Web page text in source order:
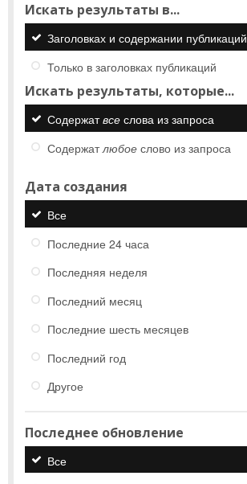
Искать результаты в...
Заголовках и содержании публикаций
Только в заголовках публикаций
Искать результаты, которые...
Содержатвсе слова из запроса
Содержатлюбое слово из запроса
Дата создания
Все
Последние 24 часа
Последняя неделя
Последний месяц
Последние шесть месяцев
Последний год
Другое
Последнее обновление
Все